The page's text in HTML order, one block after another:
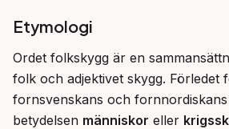
Etymologi
Ordet folkskygg är en
folk och adjektivet skygg. Förledet
fornsvenskans och
betydelsen människor eller